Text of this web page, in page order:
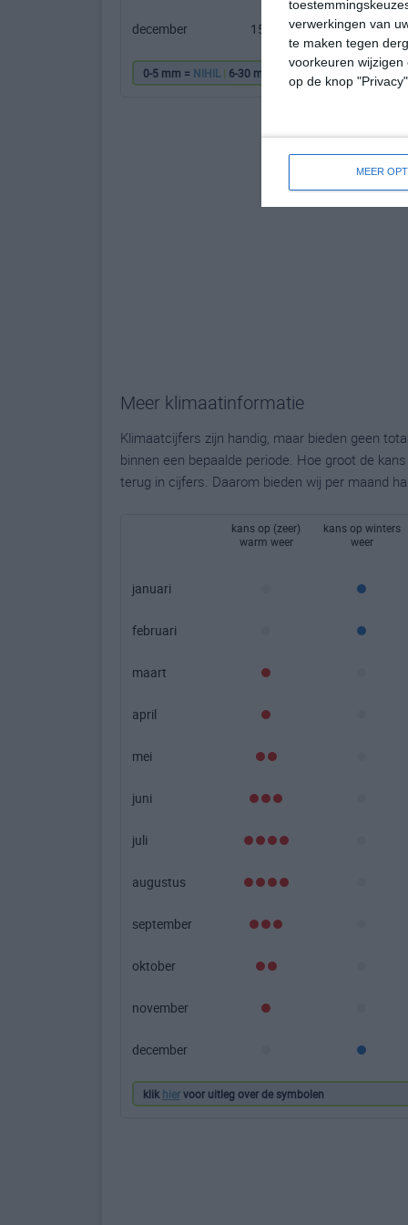
verwerkingen van
te maken tegen
voorkeuren
op de knop
MEER
december 15℃ 8℃
0-5 mm = NIHIL | 6-30 mm = |
Meer klimaatinformatie
Klimaatcijfers zijn handig, maar bieden geen
binnen een bepaalde periode. Hoe groot de
terug in cijfers. Daarom bieden wij per maand
kans op (zeer)
warm weer
kans op winters
weer
januari
februari
maart
april
mei
juni
juli
augustus
september
oktober
november
december
klik hiervoor uitleg over de symbolen